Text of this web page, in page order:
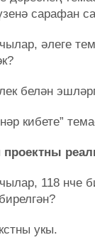
сарафан
әлеге
белән
кибете”
проектны
118 нче
укы.